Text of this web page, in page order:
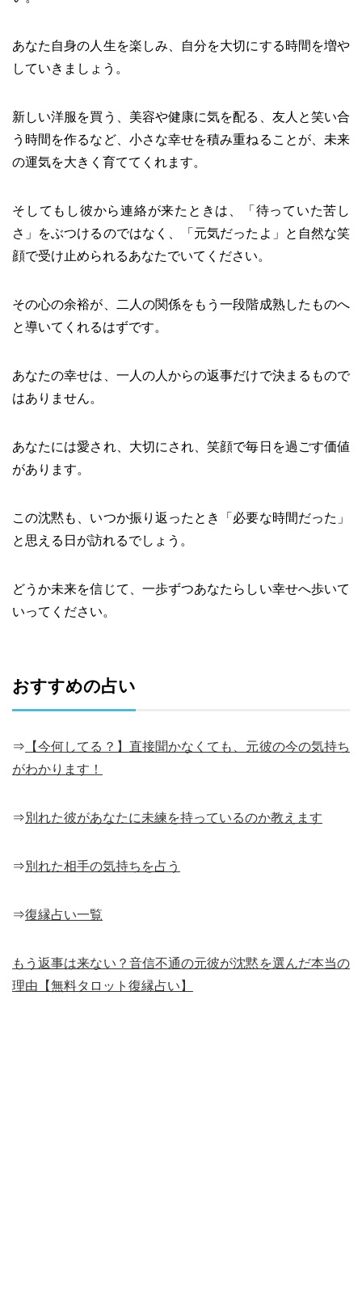
あなた自身の人生を楽しみ、自分を大切にする時間を増や
していきましょう。
新しい洋服を買う、美容や健康に気を配る、友人と笑い合
う時間を作るなど、小さな幸せを積み重ねることが、未来
の運気を大きく育ててくれます。
そしてもし彼から連絡が来たときは、「待っていた苦し
さ」をぶつけるのではなく、「元気だったよ」と自然な笑
顔で受け止められるあなたでいてください。
その心の余裕が、二人の関係をもう一段階成熟したものへ
と導いてくれるはずです。
あなたの幸せは、一人の人からの返事だけで決まるもので
はありません。
あなたには愛され、大切にされ、笑顔で毎日を過ごす価値
があります。
この沈黙も、いつか振り返ったとき「必要な時間だった」
と思える日が訪れるでしょう。
どうか未来を信じて、一歩ずつあなたらしい幸せへ歩いて
いってください。
おすすめの占い
⇒ 【今何してる？】直接聞かなくても、元彼の今の気持ち
がわかります！
⇒別れた彼があなたに未練を持っているのか教えます
⇒別れた相手の気持ちを占う
⇒復縁占い一覧
もう返事は来ない？音信不通の元彼が沈黙を選んだ本当の
理由【無料タロット復縁占い】